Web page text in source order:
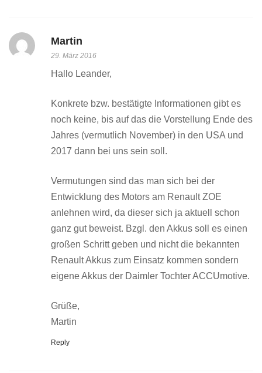
Martin
29. März 2016
Hallo Leander,
Konkrete bzw. bestätigte Informationen gibt es
noch keine, bis auf das die Vorstellung Ende des
Jahres (vermutlich November) in den USA und
2017 dann bei uns sein soll.
Vermutungen sind das man sich bei der
Entwicklung des Motors am Renault ZOE
anlehnen wird, da dieser sich ja aktuell schon
ganz gut beweist. Bzgl. den Akkus soll es einen
großen Schritt geben und nicht die bekannten
Renault Akkus zum Einsatz kommen sondern
eigene Akkus der Daimler Tochter ACCUmotive.
Grüße,
Martin
Reply